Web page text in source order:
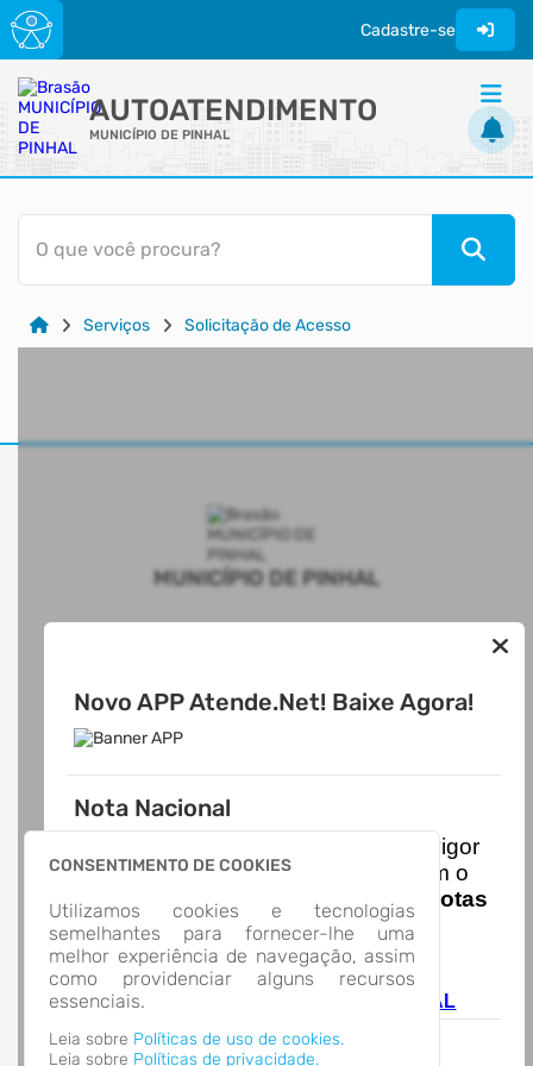
Cadastre-se
AUTOATENDIMENTO
MUNICÍPIO DE PINHAL
ACESSO RÁPIDO
Acessibilidade
Transparência
O que você procura?
Serviços Solicitação de Acesso
CONSENTIMENTO DE COOKIES
Utilizamos cookies e tecnologias
semelhantes para fornecer-lhe uma
melhor experiência de navegação, assim
como providenciar alguns recursos
essenciais.
Leia sobre Políticas de uso de cookies.
Leia sobre Políticas de privacidade.
Novo APP Atende.Net! Baixe Agora!
Nota Nacional
entra em vigor
a obrigatoriedade de integração com o
Ambiente de Dados Nacional das
Notas
de Serviço Eletrônicascom isso
entraram em vigornovas regras,
acesse o link abaixo e saiba mais.
Autoatendimento - MUNICÍPIO DE PINHAL
MUNICÍPIO DE PINHAL
ACESSO RÁPIDO
LOCALIZAÇÃO
Pinhal/
Abrir no Mapa
CONTATOS
(55) 3754-1105
empenhos@pinhal.rs.gov.br
Segunda-feira a Sexta-feira7:30 às 11:30 - 13:00 às 17:00